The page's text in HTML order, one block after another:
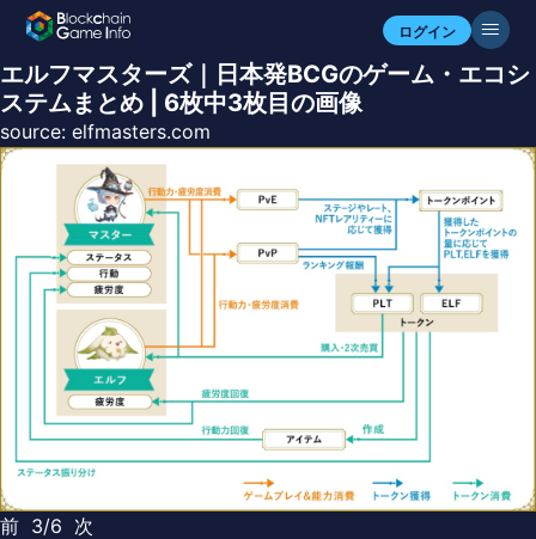
ログイン
エルフマスターズ｜日本発BCGのゲーム・エコシ
ステムまとめ | 6枚中3枚目の画像
source: elfmasters.com
前 3/6 次